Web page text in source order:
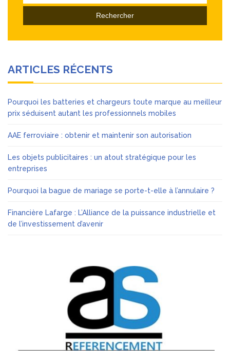
ARTICLES RÉCENTS
Pourquoi les batteries et chargeurs toute marque au meilleur
prix séduisent autant les professionnels mobiles
AAE ferroviaire : obtenir et maintenir son autorisation
Les objets publicitaires : un atout stratégique pour les
entreprises
Pourquoi la bague de mariage se porte-t-elle à l’annulaire ?
Financière Lafarge : L’Alliance de la puissance industrielle et
de l’investissement d’avenir